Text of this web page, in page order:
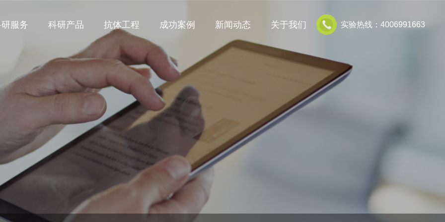
实验热线：4006991663
服务 科研产品 抗体工程 成功案例 新闻动态 关于我们